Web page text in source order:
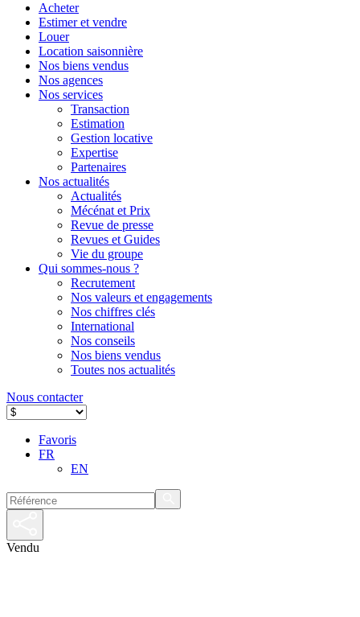
Acheter
Estimer et vendre
Louer
Location saisonnière
Nos biens vendus
Nos agences
Nos services
Transaction
Estimation
Gestion locative
Expertise
Partenaires
Nos actualités
Actualités
Mécénat et Prix
Revue de presse
Revues et Guides
Vie du groupe
Qui sommes-nous ?
Recrutement
Nos valeurs et engagements
Nos chiffres clés
International
Nos conseils
Nos biens vendus
Toutes nos actualités
Nous contacter
Favoris
FR
EN
Vendu